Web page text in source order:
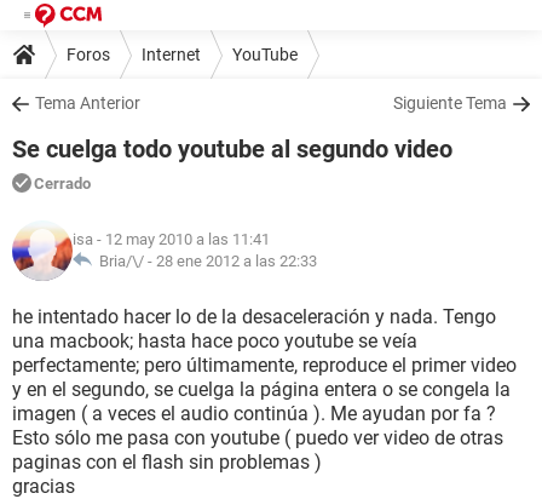
Foros Internet YouTube
Tema Anterior Siguiente Tema
Se cuelga todo youtube al segundo video
Cerrado
isa - 12 may 2010 a las 11:41
Bria/\/ - 28 ene 2012 a las 22:33
he intentado hacer lo de la desaceleración y nada. Tengo
una macbook; hasta hace poco youtube se veía
perfectamente; pero últimamente, reproduce el primer video
y en el segundo, se cuelga la página entera o se congela la
imagen ( a veces el audio continúa ). Me ayudan por fa ?
Esto sólo me pasa con youtube ( puedo ver video de otras
paginas con el flash sin problemas )
gracias